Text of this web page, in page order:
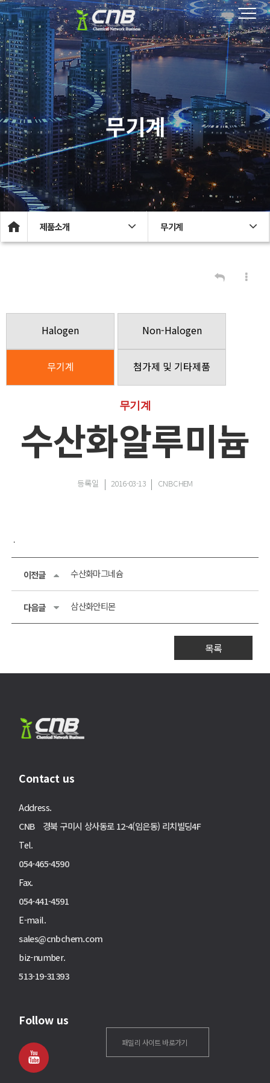
무기계
제품소개 무기계
Halogen Non-Halogen
무기계 첨가제 및 기타제품
무기계
수산화알루미늄
등록일 2016-03-13 CNBCHEM
.
이전글 수산화마그네슘
다음글 삼산화안티몬
목록
Contact us
Address.
CNB 경북 구미시 상사동로 12-4(임은동) 리치빌딩4F
Tel.
054-465-4590
Fax.
054-441-4591
E-mail.
sales@cnbchem.com
biz-number.
513-19-31393
Follow us
패밀리 사이트 바로가기